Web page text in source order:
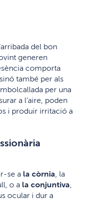
del bon
generen
comporta
també per als
per una
a l’aire, poden
i produir irritació a
se a la còrnia , la
o a la conjuntiva
ocular i dur a